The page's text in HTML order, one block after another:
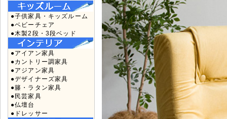
●子供家具・キッズルーム
●ベビーチェア
●木製2段・3段ベッド
●アイアン家具
●カントリー調家具
●アジアン家具
●デザイナーズ家具
●籐・ラタン家具
●民芸家具
●仏壇台
●ドレッサー